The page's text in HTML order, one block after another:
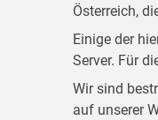
Österreich,
Einige der
Server. Für
Wir sind
auf unserer